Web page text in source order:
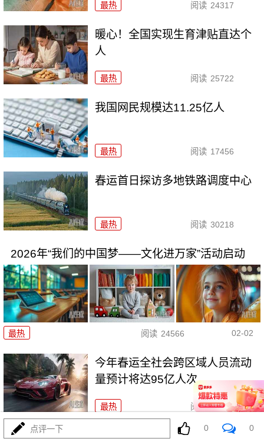
最热 阅读 24317
暖心！全国实现生育津贴直达个
人
最热 阅读 25722
我国网民规模达11.25亿人
最热 阅读 17456
春运首日探访多地铁路调度中心
最热 阅读 30218
2026年“我们的中国梦——文化进万家”活动启动
最热 阅读 24566 02-02
今年春运全社会跨区域人员流动
量预计将达95亿人次
最热 阅读 24206
两部门：全面推行急难事项“小额
点评一下 0 0